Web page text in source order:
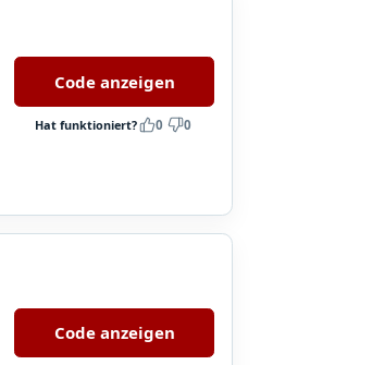
Code anzeigen
Hat funktioniert? 0 0
Code anzeigen